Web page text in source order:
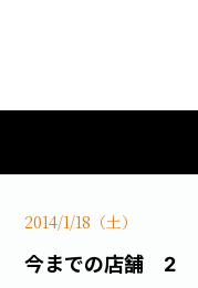
コンセプト
2014/1/18（土）
今までの店舗 2